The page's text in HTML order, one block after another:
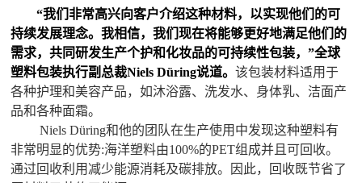
“我们非常高兴向客户介绍这种材料，以实现他们的可
持续发展理念。我相信，我们现在将能够更好地满足他们的
需求，共同研发生产个护和化妆品的可持续性包装，”全球
塑料包装执行副总裁Niels Düring说道。该包装材料适用于
各种护理和美容产品，如沐浴露、洗发水、身体乳、洁面产
品和各种面霜。
Niels Düring和他的团队在生产使用中发现这种塑料有
非常明显的优势:海洋塑料由100%的PET组成并且可回收。
通过回收利用减少能源消耗及碳排放。因此，回收既节省了